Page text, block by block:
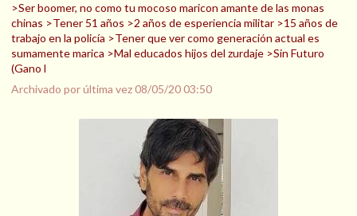
>Ser boomer, no como tu mocoso maricon amante de las monas
chinas >Tener 51 años >2 años de esperiencia militar >15 años de
trabajo en la policía >Tener que ver como generación actual es
sumamente marica >Mal educados hijos del zurdaje >Sin Futuro
(Gano l
Archivado por última vez08/05/20 03:50